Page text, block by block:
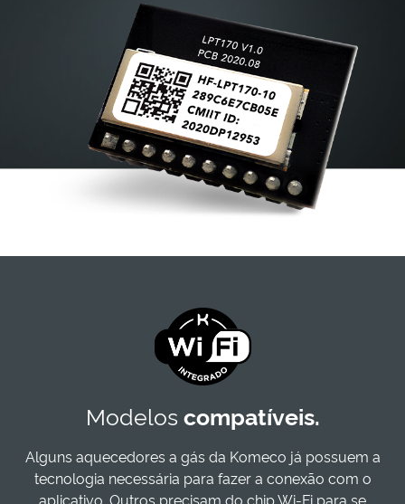
Modelos compatíveis.
Alguns aquecedores a gás da Komeco já possuem a
tecnologia necessária para fazer a conexão com o
aplicativo. Outros precisam do chip Wi-Fi para se